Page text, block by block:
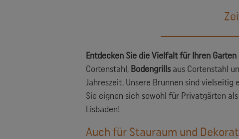
Entdecken Sie die Vielfalt für Ihren
Cortenstahl, Bodengrills aus Cortenstahl
Jahreszeit. Unsere Brunnen sind
Sie eignen sich sowohl für Privatgärten
Eisbaden!
Auch für Stauraum und